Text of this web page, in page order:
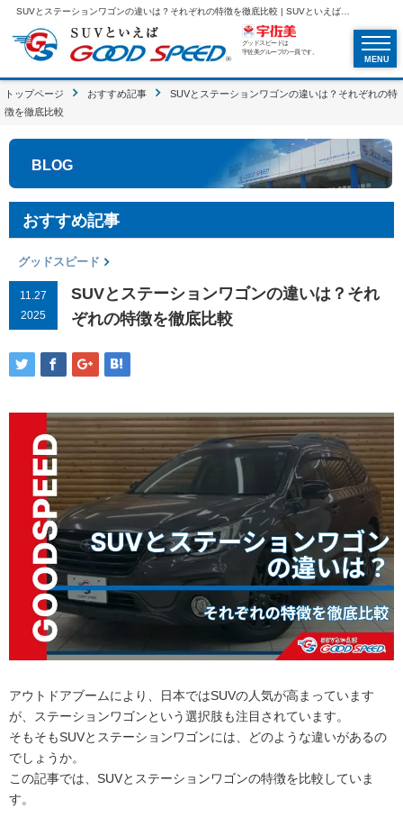
SUVとステーションワゴンの違いは？それぞれの特徴を徹底比較 | SUVといえばグッドスピードGOOD SPEED
グッドスピードは
宇佐美グループの一員です。
MENU
トップページ おすすめ記事
SUVとステーションワゴンの違いは？それぞれの特
徴を徹底比較
BLOG
おすすめ記事
グッドスピード
11.27
2025
SUVとステーションワゴンの違いは？それ
ぞれの特徴を徹底比較
アウトドアブームにより、日本ではSUVの人気が高まっています
が、ステーションワゴンという選択肢も注目されています。
そもそもSUVとステーションワゴンには、どのような違いがあるの
でしょうか。
この記事では、SUVとステーションワゴンの特徴を比較していま
す。